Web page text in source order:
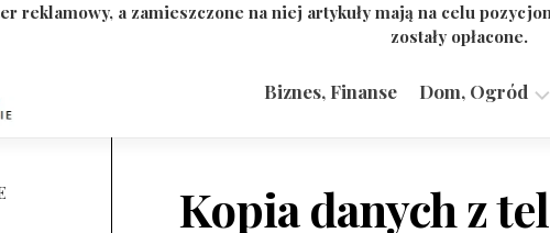
reklamowy, a zamieszczone na niej artykuły mają na celu
zostały opłacone.
Biznes, Finanse Dom, Ogród
Kopia danych z